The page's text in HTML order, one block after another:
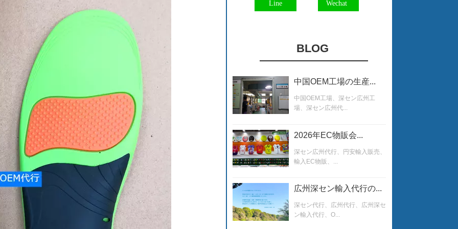
BLOG
中国OEM工場の生産...
中国OEM工場、深セン広州工
場、深セン広州代...
2026年EC物販会...
深セン広州代行、円安輸入販売、
輸入EC物販、...
広州深セン輸入代行の...
深セン代行、広州代行、広州深セ
ン輸入代行、O...
Line Wechat